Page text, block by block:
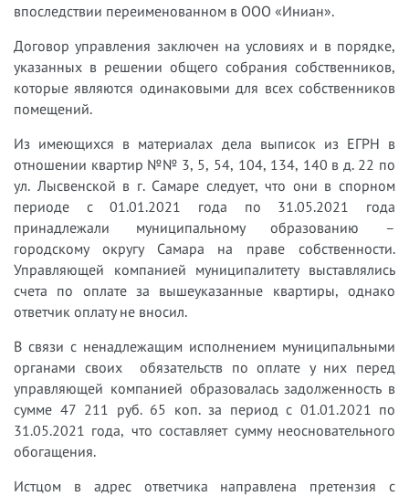
впоследствии переименованном в ООО «Иниан».
Договор управления заключен на условиях и в порядке,
указанных в решении общего собрания собственников,
которые являются одинаковыми для всех собственников
помещений.
Из имеющихся в материалах дела выписок из ЕГРН в
отношении квартир №№ 3, 5, 54, 104, 134, 140 в д. 22 по
ул. Лысвенской в г. Самаре следует, что они в спорном
периоде с 01.01.2021 года по 31.05.2021 года
принадлежали муниципальному образованию –
городскому округу Самара на праве собственности.
Управляющей компанией муниципалитету выставлялись
счета по оплате за вышеуказанные квартиры, однако
ответчик оплату не вносил.
В связи с ненадлежащим исполнением муниципальными
органами своих обязательств по оплате у них перед
управляющей компанией образовалась задолженность в
сумме 47 211 руб. 65 коп. за период с 01.01.2021 по
31.05.2021 года, что составляет сумму неосновательного
обогащения.
Истцом в адрес ответчика направлена претензия с